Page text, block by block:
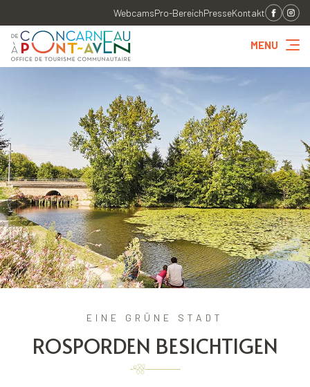
WebcamsPro-BereichPresseKontakt
MENU
EINE GRÜNE STADT
ROSPORDEN BESICHTIGEN